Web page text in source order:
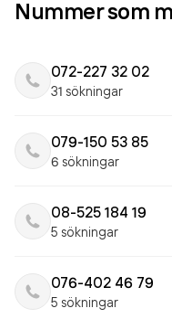
Nummer som
072-227 32 02
31 sökningar
079-150 53 85
6 sökningar
08-525 184 19
5 sökningar
076-402 46 79
5 sökningar